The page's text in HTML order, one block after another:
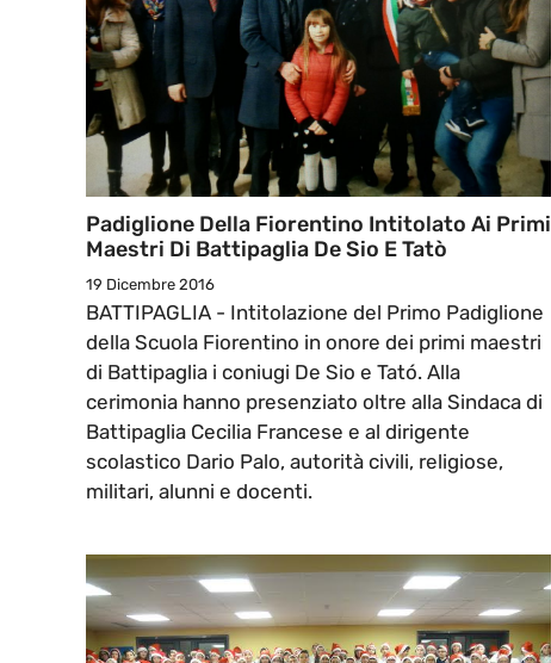
Padiglione Della Fiorentino Intitolato Ai Primi
Maestri Di Battipaglia De Sio E Tatò
19 Dicembre 2016
BATTIPAGLIA - Intitolazione del Primo Padiglione
della Scuola Fiorentino in onore dei primi maestri
di Battipaglia i coniugi De Sio e Tató. Alla
cerimonia hanno presenziato oltre alla Sindaca di
Battipaglia Cecilia Francese e al dirigente
scolastico Dario Palo, autorità civili, religiose,
militari, alunni e docenti.